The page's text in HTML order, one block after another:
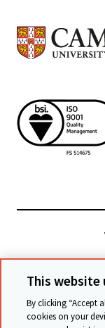
© Cambridge
This website
By clicking “Accept
cookies on your